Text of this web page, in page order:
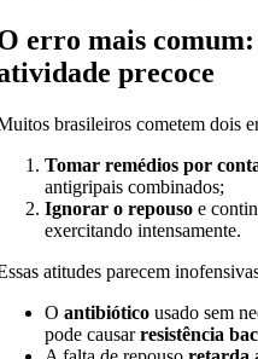
erro mais
precoce
brasileiros cometem dois
Tomar remédios por
antigripais combinados;
Ignorar o repouso e
exercitando intensamente.
atitudes parecem
Oantibiótico usado sem
pode causarresistência